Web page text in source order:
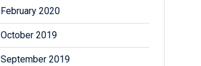
February 2020
October 2019
September 2019